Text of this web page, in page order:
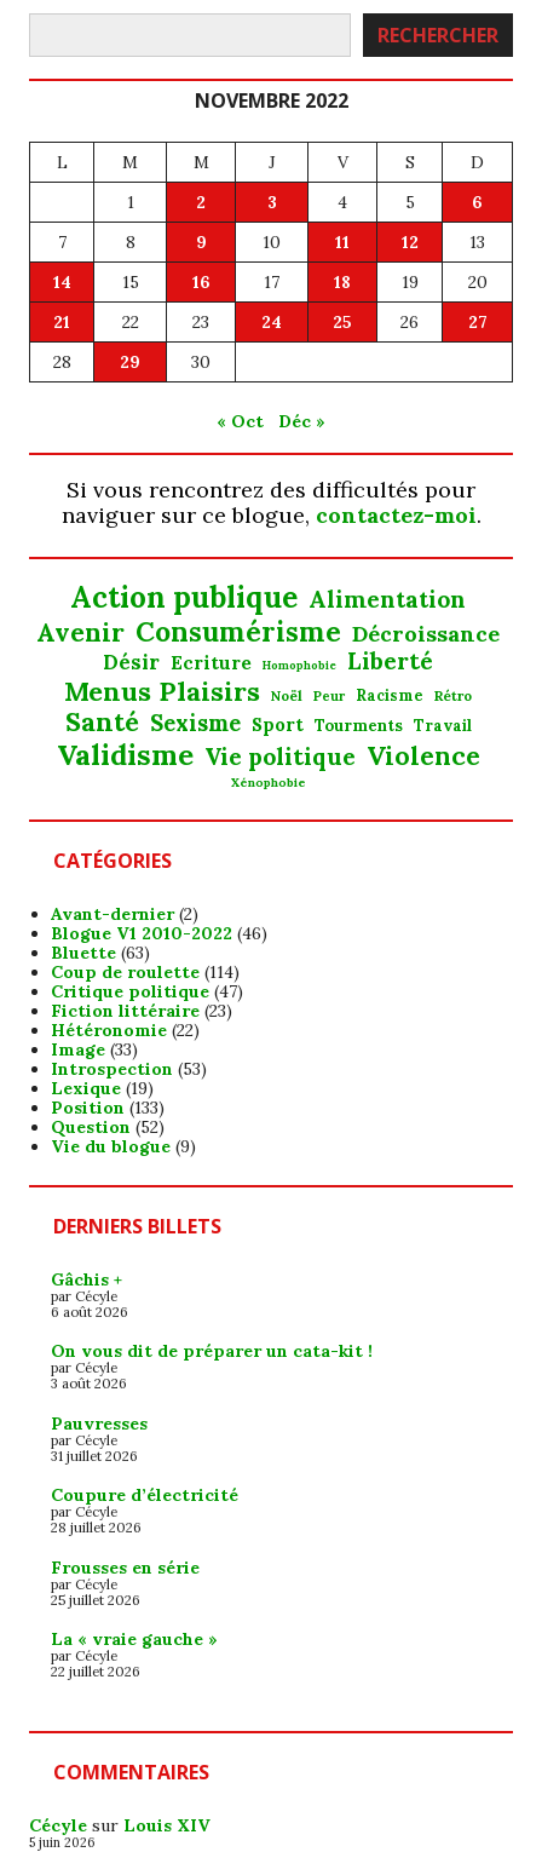
Rechercher RECHERCHER
NOVEMBRE 2022
L M M J V S
D
1
2 3 4 5
6
7
8 9 10 11 12
13
14
15 16 17 18 19
20
21
22 23 24 25 26
27
28
29 30
« Oct Déc »
Si vous rencontrez des difficultés pour
naviguer sur ce blogue, contactez-moi.
Action publique Alimentation
Avenir Consumérisme Décroissance
Désir Ecriture Homophobie Liberté
Menus Plaisirs Noël Peur Racisme Rétro
Santé Sexisme Sport Tourments Travail
Validisme Vie politique Violence
Xénophobie
CATÉGORIES
Avant-dernier(2)
Blogue V1 2010-2022 (46)
Bluette(63)
Coup de roulette(114)
Critique politique(47)
Fiction littéraire(23)
Hétéronomie(22)
Image(33)
Introspection (53)
Lexique(19)
Position (133)
Question (52)
Vie du blogue(9)
DERNIERS BILLETS
Gâchis +
par Cécyle
6 août 2026
On vous dit de préparer un cata-kit !
par Cécyle
3 août 2026
Pauvresses
par Cécyle
31 juillet 2026
Coupure d’électricité
par Cécyle
28 juillet 2026
Frousses en série
par Cécyle
25 juillet 2026
La « vraie gauche »
par Cécyle
22 juillet 2026
COMMENTAIRES
Cécyle sur Louis XIV
5 juin 2026